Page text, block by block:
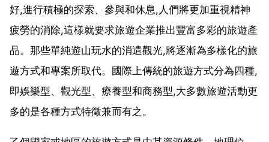
好,進行積極的探索、參與和休息,人們將更加重視精神
疲勞的消除,這樣就要求旅遊企業推出豐富多彩的旅遊產
品。那些單純遊山玩水的消遣觀光,將逐漸為多樣化的旅
遊方式和專案所取代。國際上傳統的旅遊方式分為四種,
即娛樂型、觀光型、療養型和商務型,大多數旅遊活動更
多的是各種方式特徵兼而有之。